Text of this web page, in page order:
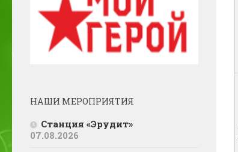
НАШИ МЕРОПРИЯТИЯ
Станция «Эрудит»
07.08.2026